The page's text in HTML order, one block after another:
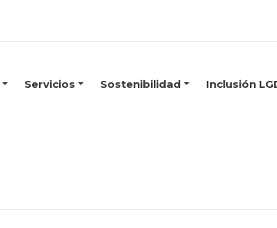
Servicios Sostenibilidad Inclusión